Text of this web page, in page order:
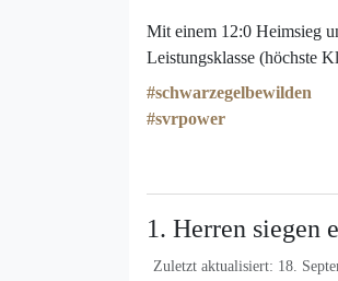
Mit einem 12:0 Heimsieg
Leistungsklasse (höchste
#schwarzegelbewilden
#svrpower
1. Herren siegen
Zuletzt aktualisiert: 18.